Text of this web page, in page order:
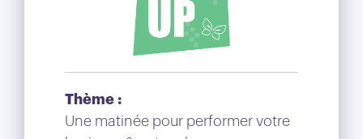
Thème :
Une matinée pour performer votre